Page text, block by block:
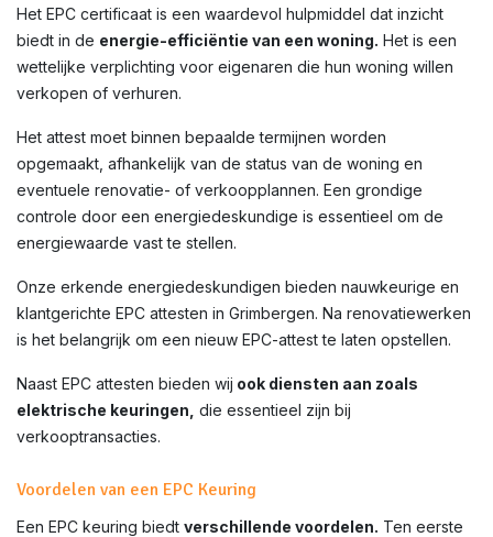
Het EPC certificaat is een waardevol hulpmiddel dat inzicht
biedt in de energie-efficiëntie van een woning. Het is een
wettelijke verplichting voor eigenaren die hun woning willen
verkopen of verhuren.
Het attest moet binnen bepaalde termijnen worden
opgemaakt, afhankelijk van de status van de woning en
eventuele renovatie- of verkoopplannen. Een grondige
controle door een energiedeskundige is essentieel om de
energiewaarde vast te stellen.
Onze erkende energiedeskundigen bieden nauwkeurige en
klantgerichte EPC attesten in Grimbergen. Na renovatiewerken
is het belangrijk om een nieuw EPC-attest te laten opstellen.
Naast EPC attesten bieden wij ook diensten aan zoals
elektrische keuringen, die essentieel zijn bij
verkooptransacties.
Voordelen van een EPC Keuring
Een EPC keuring biedt verschillende voordelen. Ten eerste